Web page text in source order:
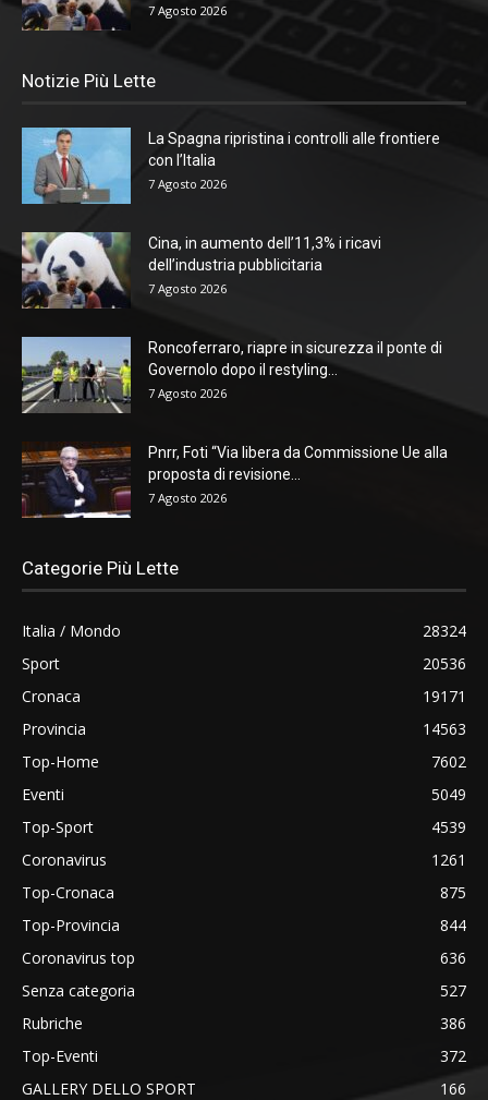
7 Agosto 2026
Notizie Più Lette
La Spagna ripristina i controlli alle frontiere
con l’Italia
7 Agosto 2026
Cina, in aumento dell’11,3% i ricavi
dell’industria pubblicitaria
7 Agosto 2026
Roncoferraro, riapre in sicurezza il ponte di
Governolo dopo il restyling...
7 Agosto 2026
Pnrr, Foti “Via libera da Commissione Ue alla
proposta di revisione...
7 Agosto 2026
Categorie Più Lette
Italia / Mondo
28324
Sport
20536
Cronaca
19171
Provincia
14563
Top-Home
7602
Eventi
5049
Top-Sport
4539
Coronavirus
1261
Top-Cronaca
875
Top-Provincia
844
Coronavirus top
636
Senza categoria
527
Rubriche
386
Top-Eventi
372
GALLERY DELLO SPORT
166